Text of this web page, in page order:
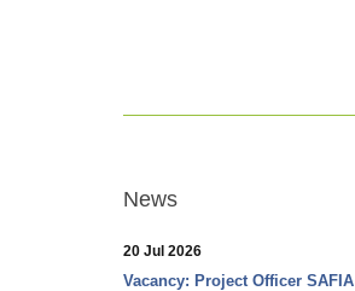
News
20 Jul 2026
Vacancy: Project Officer SAFIA